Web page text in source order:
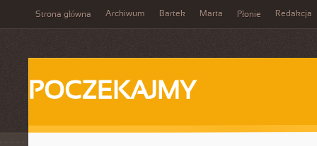
Strona główna Archiwum Bartek Marta Płonie Redakcja
POCZEKAJMY